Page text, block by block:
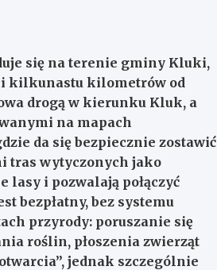
się na terenie gminy Kluki,
kilkunastu kilometrów od
drogą w kierunku Kluk, a
na mapach
da się bezpiecznie zostawić
tras wytyczonych jako
i pozwalają połączyć
bezpłatny, bez systemu
przyrody: poruszanie się
roślin, płoszenia zwierząt
jednak szczególnie